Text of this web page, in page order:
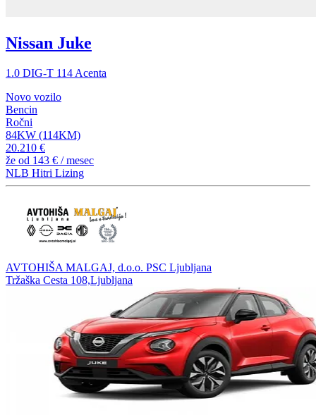
Nissan Juke
1.0 DIG-T 114 Acenta
Novo vozilo
Bencin
Ročni
84KW (114KM)
20.210 €
že od 143 € / mesec
NLB Hitri Lizing
AVTOHIŠA MALGAJ, d.o.o. PSC Ljubljana
Tržaška Cesta 108,Ljubljana